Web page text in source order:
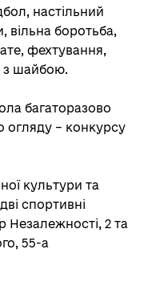
настільний
вільна боротьба,
фехтування,
з шайбою.
багаторазово
огляду – конкурсу
культури та
спортивні
Незалежності, 2 та
55-а